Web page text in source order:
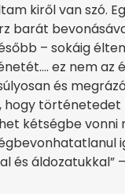
kiről van szó.
barát
– sokáig
ez nem az
és
kétségbe
és